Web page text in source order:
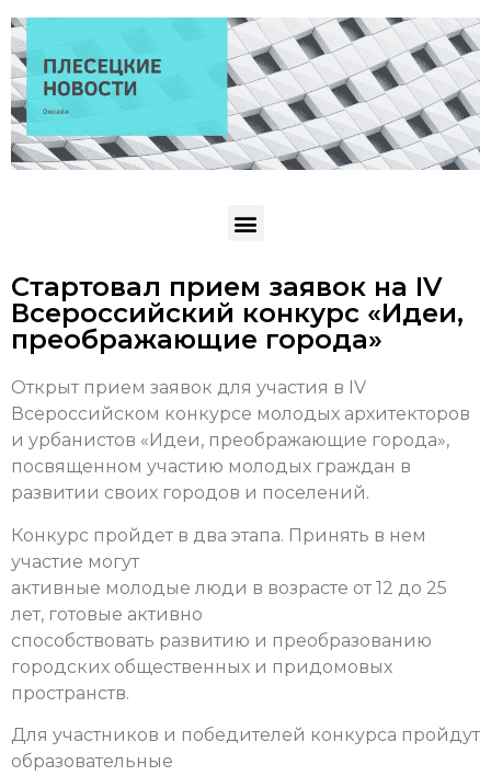
Стартовал прием заявок на IV
Всероссийский конкурс «Идеи,
преображающие города»
Открыт прием заявок для участия в IV
Всероссийском конкурсе молодых архитекторов
и урбанистов «Идеи, преображающие города»,
посвященном участию молодых граждан в
развитии своих городов и поселений.
Конкурс пройдет в два этапа. Принять в нем
участие могут
активные молодые люди в возрасте от 12 до 25
лет, готовые активно
способствовать развитию и преобразованию
городских общественных и придомовых
пространств.
Для участников и победителей конкурса пройдут
образовательные